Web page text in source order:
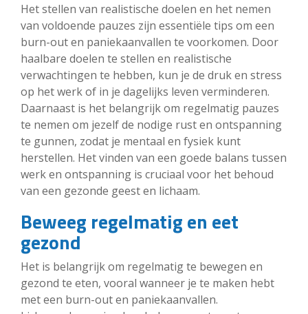
Het stellen van realistische doelen en het nemen
van voldoende pauzes zijn essentiële tips om een
burn-out en paniekaanvallen te voorkomen. Door
haalbare doelen te stellen en realistische
verwachtingen te hebben, kun je de druk en stress
op het werk of in je dagelijks leven verminderen.
Daarnaast is het belangrijk om regelmatig pauzes
te nemen om jezelf de nodige rust en ontspanning
te gunnen, zodat je mentaal en fysiek kunt
herstellen. Het vinden van een goede balans tussen
werk en ontspanning is cruciaal voor het behoud
van een gezonde geest en lichaam.
Beweeg regelmatig en eet
gezond
Het is belangrijk om regelmatig te bewegen en
gezond te eten, vooral wanneer je te maken hebt
met een burn-out en paniekaanvallen.